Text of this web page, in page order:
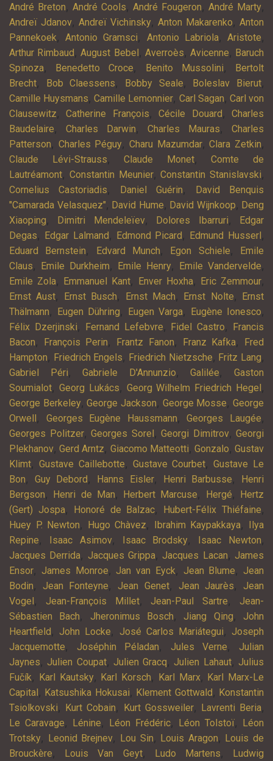
André Breton, André Cools, André Fougeron, André Marty,
Andreï Jdanov, Andreï Vichinsky, Anton Makarenko, Anton
Pannekoek,Antonio Gramsci, Antonio Labriola,Aristote,
Arthur Rimbaud ,August Bebel , Averroès, Avicenne, Baruch
Spinoza, Benedetto Croce, Benito Mussolini,
Bertolt
Brecht, Bob Claessens, Bobby Seale, Boleslav Bierut,
Camille Huysmans,Camille Lemonnier, Carl Sagan, Carl von
Clausewitz,Catherine François,Cécile Douard ,Charles
Baudelaire, Charles Darwin, Charles Mauras, Charles
Patterson, Charles Péguy,Charu Mazumdar,Clara Zetkin,
Claude Lévi-Strauss,Claude Monet,Comte de
Lautréamont, Constantin Meunier,Constantin Stanislavski,
Cornelius Castoriadis, Daniel Guérin,
David Benquis
"Camarada Velasquez", David Hume, David Wijnkoop, Deng
Xiaoping, Dimitri Mendeleïev, Dolores Ibarruri,
Edgar
Degas, Edgar Lalmand , Edmond Picard , Edmund Husserl ,
Eduard Bernstein, Edvard Munch, Egon Schiele,
Emile
Claus, Emile Durkheim, Emile Henry, Emile Vandervelde,
Emile Zola, Emmanuel Kant, Enver Hoxha, Eric Zemmour,
Ernst Aust, Ernst Busch, Ernst Mach, Ernst Nolte,
Ernst
Thälmann, Eugen Dühring, Eugen Varga, Eugène Ionesco,
Félix Dzerjinski, Fernand Lefebvre, Fidel Castro,
Francis
Bacon, François Perin, Frantz Fanon, Franz Kafka,
Fred
Hampton, Friedrich Engels, Friedrich Nietzsche, Fritz Lang,
Gabriel Péri,Gabriele D'Annunzio,Galilée,Gaston
Soumialot, Georg Lukács, Georg Wilhelm Friedrich Hegel ,
George Berkeley,George Jackson, George Mosse,George
Orwell , Georges Eugène Haussmann,Georges Laugée,
Georges Politzer, Georges Sorel , Georgi Dimitrov, Georgi
Plekhanov,Gerd Arntz, Giacomo Matteotti, Gonzalo,Gustav
Klimt, Gustave Caillebotte, Gustave Courbet,Gustave Le
Bon, Guy Debord , Hanns Eisler, Henri Barbusse,
Henri
Bergson, Henri de Man, Herbert Marcuse, Hergé,
Hertz
(Gert) Jospa, Honoré de Balzac, Hubert-Félix Thiéfaine,
Huey P. Newton, Hugo Chàvez, Ibrahim Kaypakkaya,
Ilya
Repine, Isaac Asimov, Isaac Brodsky, Isaac Newton,
Jacques Derrida, Jacques Grippa, Jacques Lacan, James
Ensor, James Monroe, Jan van Eyck, Jean Blume, Jean
Bodin, Jean Fonteyne, Jean Genet, Jean Jaurès, Jean
Vogel , Jean-François Millet, Jean-Paul Sartre, Jean-
Sébastien Bach, Jheronimus Bosch, Jiang Qing, John
Heartfield , John Locke, José Carlos Mariátegui, Joseph
Jacquemotte, Joséphin Péladan, Jules Verne, Julian
Jaynes, Julien Coupat, Julien Gracq, Julien Lahaut, Julius
Fučík, Karl Kautsky, Karl Korsch, Karl Marx, Karl Marx-Le
Capital , Katsushika Hokusai, Klement Gottwald , Konstantin
Tsiolkovski, Kurt Cobain, Kurt Gossweiler, Lavrenti Beria,
Le Caravage, Lénine, Léon Frédéric, Léon Tolstoï,
Léon
Trotsky, Leonid Brejnev, Lou Sin, Louis Aragon, Louis de
Brouckère, Louis Van Geyt, Ludo Martens,
Ludwig